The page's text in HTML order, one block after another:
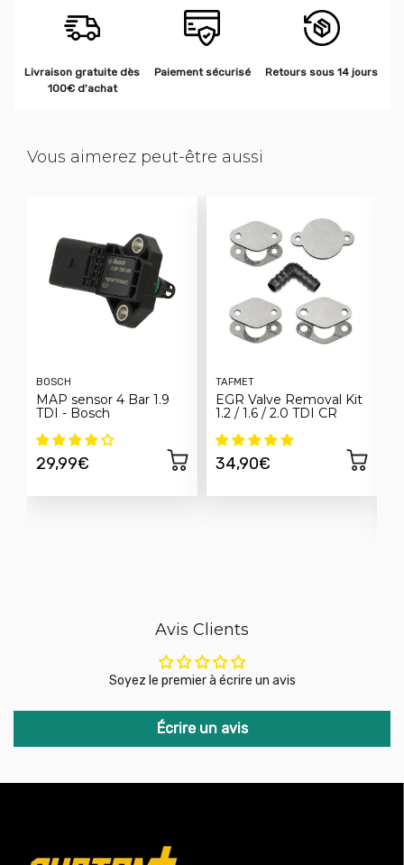
Livraison gratuite dès
100€ d'achat
Paiement sécurisé Retours sous 14 jours
Vous aimerez peut-être aussi
BOSCH
MAP sensor 4 Bar 1.9
TDI - Bosch
29,99€
TAFMET
EGR Valve Removal Kit
1.2 / 1.6 / 2.0 TDI CR
34,90€
Avis Clients
Soyez le premier à écrire un avis
Écrire un avis